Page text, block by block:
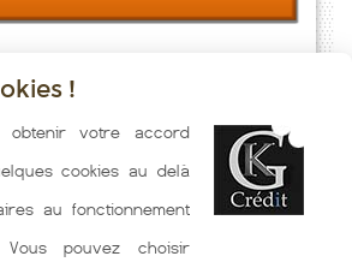
(Marcillac La Croze) toutes les semaines. Taux
nos partenaires bancaires. Meilleur Taux
crédit immobilier indicatif fonction des
!
obtenir votre accord
cookies au delà
au fonctionnement
pouvez choisir